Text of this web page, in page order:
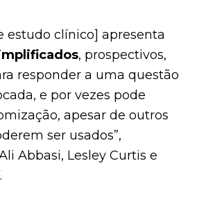
estudo clínico] apresenta
, prospectivos,
responder a uma questão
e por vezes pode
apesar de outros
ser usados”,
Abbasi, Lesley Curtis e